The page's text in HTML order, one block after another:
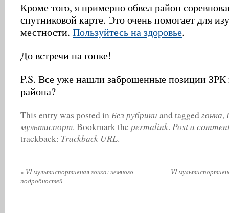
Кроме того, я примерно обвел район
спутниковой карте. Это очень помогает для
местности. Пользуйтесь на здоровье.
До встречи на гонке!
P.S. Все уже нашли заброшенные позиции ЗРК
района?
This entry was posted inБез рубрики and tagged гонка,
мультиспорт. Bookmark thepermalink. Post a
trackback: Trackback URL.
« VI мультиспортивная гонка: немного
подробностей
VI